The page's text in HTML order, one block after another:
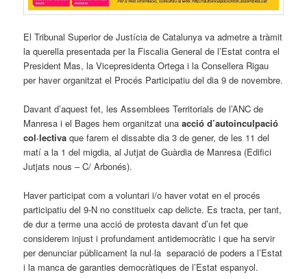
El Tribunal Superior de Justícia de Catalunya va admetre a tràmit
la querella presentada per la Fiscalia General de l’Estat contra el
President Mas, la Vicepresidenta Ortega i la Consellera Rigau
per haver organitzat el Procés Participatiu del dia 9 de novembre.
Davant d’aquest fet, les Assemblees Territorials de l’ANC de
Manresa i el Bages hem organitzat unaacció d’autoinculpació
col·lectiva que farem el dissabte dia 3 de gener, de les 11 del
matí a la 1 del migdia, al Jutjat de Guàrdia de Manresa (Edifici
Jutjats nous – C/ Arbonés).
Haver participat com a voluntari i/o haver votat en el procés
participatiu del 9-N no constitueix cap delicte. Es tracta, per tant,
de dur a terme una acció de protesta davant d’un fet que
considerem injust i profundament antidemocràtic i que ha servir
per denunciar públicament la nul·la separació de poders a l’Estat
i la manca de garanties democràtiques de l’Estat espanyol.